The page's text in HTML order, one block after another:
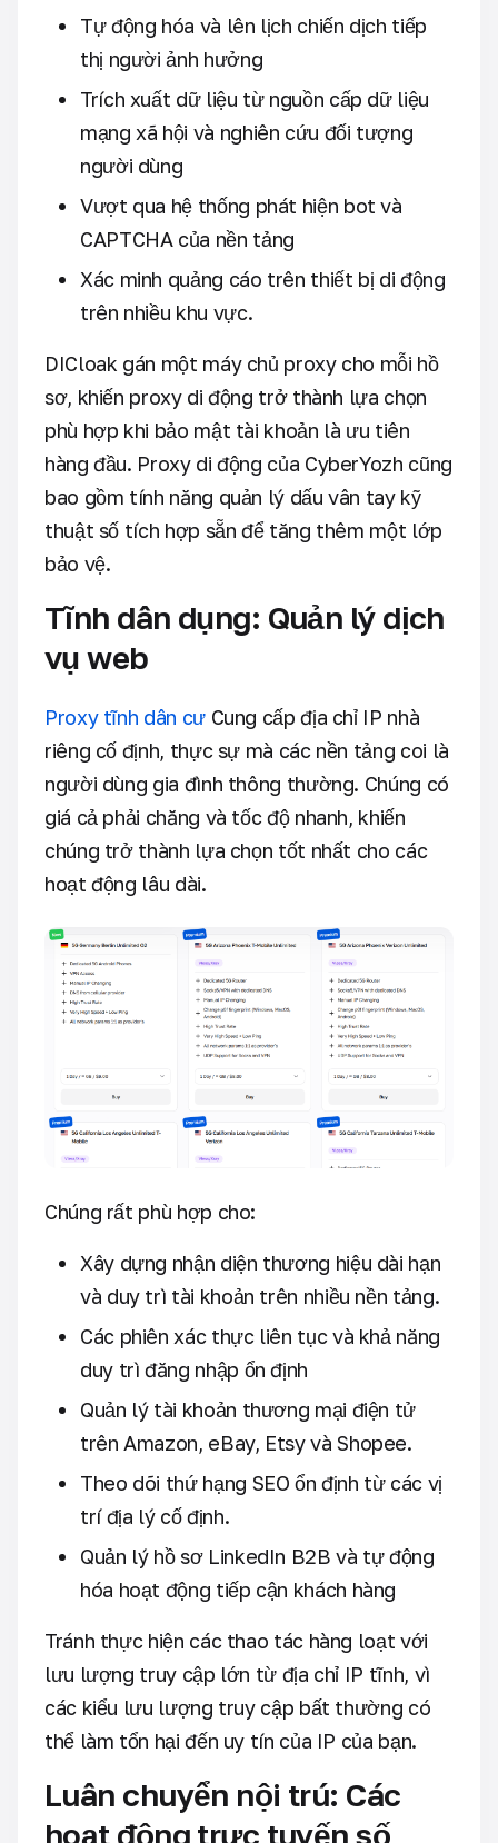
Tự động hóa và lên lịch chiến dịch tiếp
thị người ảnh hưởng
Trích xuất dữ liệu từ nguồn cấp dữ liệu
mạng xã hội và nghiên cứu đối tượng
người dùng
Vượt qua hệ thống phát hiện bot và
CAPTCHA của nền tảng
Xác minh quảng cáo trên thiết bị di động
trên nhiều khu vực.
DICloak gán một máy chủ proxy cho mỗi hồ
sơ, khiến proxy di động trở thành lựa chọn
phù hợp khi bảo mật tài khoản là ưu tiên
hàng đầu. Proxy di động của CyberYozh cũng
bao gồm tính năng quản lý dấu vân tay kỹ
thuật số tích hợp sẵn để tăng thêm một lớp
bảo vệ.
Tĩnh dân dụng: Quản lý dịch
vụ web
Proxy tĩnh dân cư Cung cấp địa chỉ IP nhà
riêng cố định, thực sự mà các nền tảng coi là
người dùng gia đình thông thường. Chúng có
giá cả phải chăng và tốc độ nhanh, khiến
chúng trở thành lựa chọn tốt nhất cho các
hoạt động lâu dài.
Chúng rất phù hợp cho:
Xây dựng nhận diện thương hiệu dài hạn
và duy trì tài khoản trên nhiều nền tảng.
Các phiên xác thực liên tục và khả năng
duy trì đăng nhập ổn định
Quản lý tài khoản thương mại điện tử
trên Amazon, eBay, Etsy và Shopee.
Theo dõi thứ hạng SEO ổn định từ các vị
trí địa lý cố định.
Quản lý hồ sơ LinkedIn B2B và tự động
hóa hoạt động tiếp cận khách hàng
Tránh thực hiện các thao tác hàng loạt với
lưu lượng truy cập lớn từ địa chỉ IP tĩnh, vì
các kiểu lưu lượng truy cập bất thường có
thể làm tổn hại đến uy tín của IP của bạn.
Luân chuyển nội trú: Các
hoạt động trực tuyến số